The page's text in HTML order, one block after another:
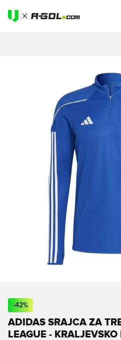
-42%
ADIDAS SRAJCA ZA
LEAGUE -